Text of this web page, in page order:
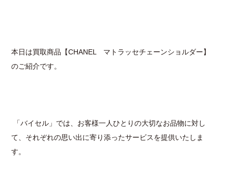
本日は買取商品【CHANEL マトラッセチェーンショルダー】
のご紹介です。
「バイセル」では、お客様一人ひとりの大切なお品物に対し
て、それぞれの思い出に寄り添ったサービスを提供いたしま
す。